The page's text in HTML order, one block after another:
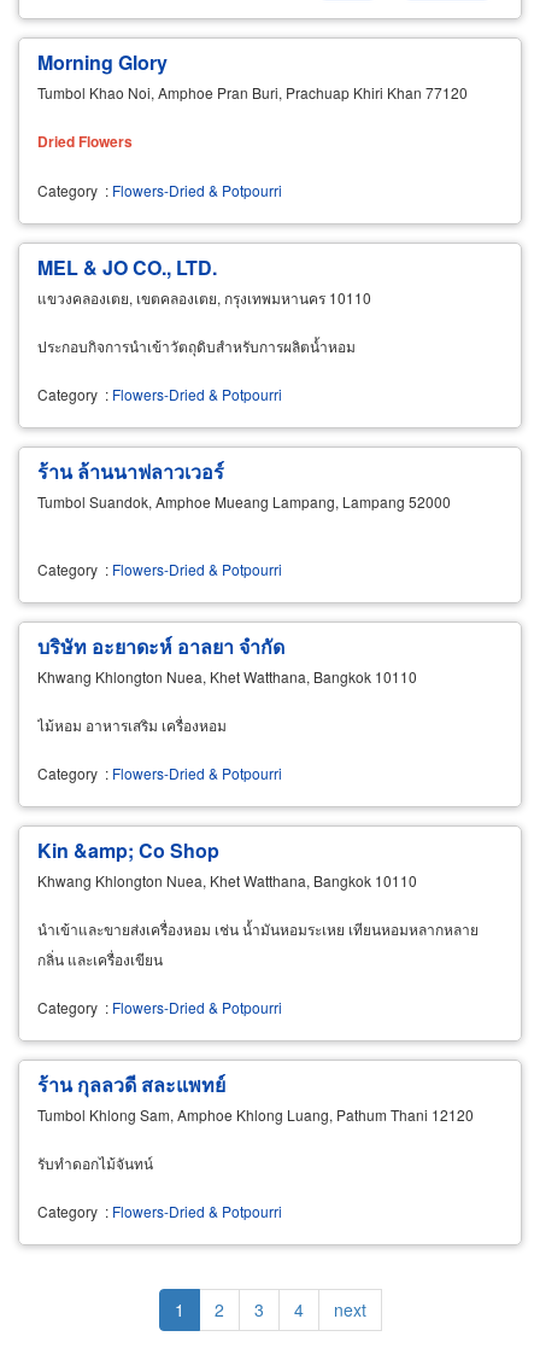
Morning Glory
Tumbol Khao Noi, Amphoe Pran Buri, Prachuap Khiri Khan 77120
DriedFlowers
Category : Flowers-Dried & Potpourri
MEL & JO CO., LTD.
แขวงคลองเตย, เขตคลองเตย, กรุงเทพมหานคร 10110
ประกอบกิจการนำเข้าวัตถุดิบสำหรับการผลิตน้ำหอม
Category : Flowers-Dried & Potpourri
ร้าน ล้านนาฟลาวเวอร์
Tumbol Suandok, Amphoe Mueang Lampang, Lampang 52000
Category : Flowers-Dried & Potpourri
บริษัท อะยาดะห์ อาลยา จำกัด
Khwang Khlongton Nuea, Khet Watthana, Bangkok 10110
ไม้หอม อาหารเสริม เครื่องหอม
Category : Flowers-Dried & Potpourri
Kin &amp; Co Shop
Khwang Khlongton Nuea, Khet Watthana, Bangkok 10110
นำเข้าและขายส่งเครื่องหอม เช่น น้ำมันหอมระเหย เทียนหอมหลากหลาย
กลิ่น และเครื่องเขียน
Category : Flowers-Dried & Potpourri
ร้าน กุลลวดี สละแพทย์
Tumbol Khlong Sam, Amphoe Khlong Luang, Pathum Thani 12120
รับทำดอกไม้จันทน์
Category : Flowers-Dried & Potpourri
Current
page
1 Page
2 Page
3 Page
4
Next
page
next